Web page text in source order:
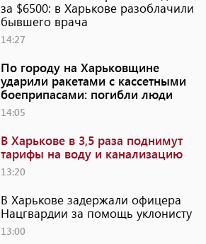
за $6500: в Харькове разоблачили
бывшего врача
14:27
По городу на Харьковщине
ударили ракетами с кассетными
боеприпасами: погибли люди
14:05
В Харькове в 3,5 раза поднимут
тарифы на воду и канализацию
13:20
В Харькове задержали офицера
Нацгвардии за помощь уклонисту
13:00